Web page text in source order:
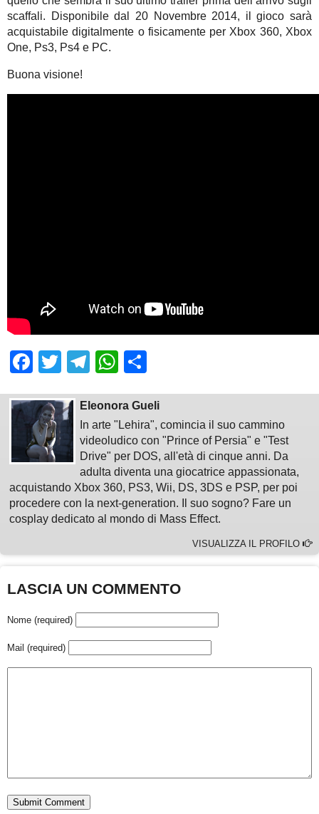
scaffali. Disponibile dal 20 Novembre 2014, il gioco sarà
acquistabile digitalmente o fisicamente per Xbox 360, Xbox
One, Ps3, Ps4 e PC.
Buona visione!
Facebook
TwitterTelegram
WhatsApp
Eleonora Gueli
In arte "Lehira", comincia il suo cammino
videoludico con "Prince of Persia" e "Test
Drive" per DOS, all'età di cinque anni. Da
adulta diventa una giocatrice appassionata,
acquistando Xbox 360, PS3, Wii, DS, 3DS e PSP, per poi
procedere con la next-generation. Il suo sogno? Fare un
cosplay dedicato al mondo di Mass Effect.
VISUALIZZA IL PROFILO
LASCIA UN COMMENTO
Nome (required)
Mail (required)